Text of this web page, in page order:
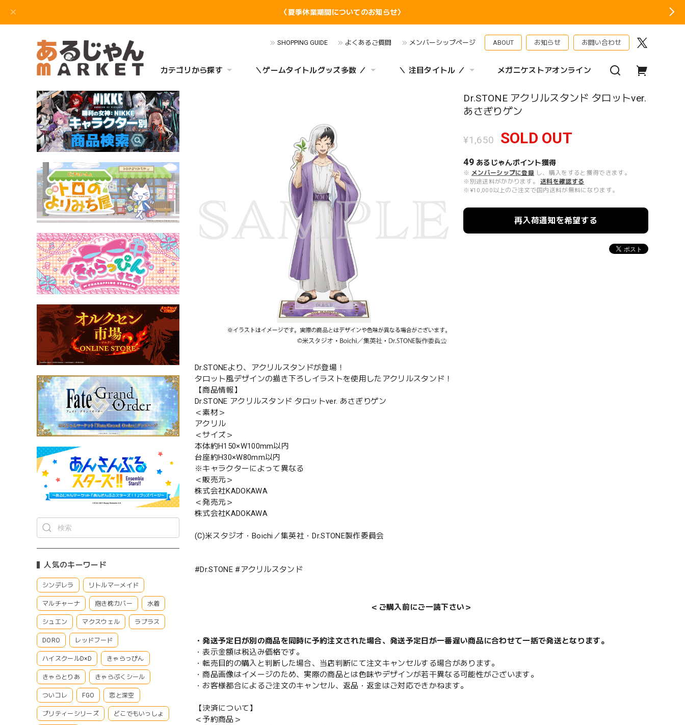
〈夏季休業期間についてのお知らせ〉
SHOPPING GUIDE よくあるご質問 メンバーシップページ ABOUT お知らせ お問い合わせ
カテゴリから探す ＼ゲームタイトルグッズ多数 ／ ＼ 注目タイトル ／ メガニケストアオンライン
人気のキーワード
シンデレラ リトルマーメイド
マルチャーナ 抱き枕カバー 水着
シュエン マクスウェル ラプラス
DORO レッドフード
ハイスクールD×D きゃらっぴん
きゃらとりあ きゃらぷくシール
ついコレ FGO 恋と深空
プリティーシリーズ どこでもいっしょ
Dr.STONE アクリルスタンド タロットver.
あさぎりゲン
¥1,650 SOLD OUT
49 あるじゃんポイント獲得
※ メンバーシップに登録 し、購入をすると獲得できます。
※別途送料がかかります。
送料を確認する
※¥10,000以上のご注文で国内送料が無料になります。
再入荷通知を希望する
Dr.STONEより、アクリルスタンドが登場！
タロット風デザインの描き下ろしイラストを使用したアクリルスタンド！
【商品情報】
Dr.STONE アクリルスタンド タロットver. あさぎりゲン
＜素材＞
アクリル
＜サイズ＞
本体約H150×W100mm以内
台座約H30×W80mm以内
※キャラクターによって異なる
＜販売元＞
株式会社KADOKAWA
＜発売元＞
株式会社KADOKAWA
(C)米スタジオ・Boichi／集英社・Dr.STONE製作委員会
#Dr.STONE #アクリルスタンド
＜ご購入前にご一読下さい＞
・発送予定日が別の商品を同時に予約注文された場合、発送予定日が一番遅い商品に合わせて一括で発送となります。
・表示金額は税込み価格です。
・転売目的の購入と判断した場合、当店判断にて注文キャンセルする場合があります。
・商品画像はイメージのため、実際の商品とは色味やデザインが若干異なる可能性がございます。
・お客様都合によるご注文のキャンセル、返品・返金はご対応できかねます。
【決済について】
＜予約商品＞